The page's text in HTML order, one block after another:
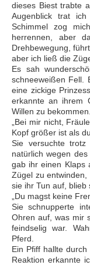
dieses Biest trabte
Augenblick trat
Schimmel zog
herrennen, aber
Drehbewegung,
aber ich ließ die
Es sah
schneeweißen Fell.
eine zickige
erkannte an ihrem
Willen zu bekommen.
„Bei mir nicht,
Kopf größer ist als
Sie versuchte
natürlich wegen
gab ihr einen Klaps
Zügel zu
sie ihr Tun auf, blieb
„Du magst keine
Sie schnupperte
Ohren auf, was mir
feindselig war.
Pferd.
Ein Pfiff hallte
Reaktion erkannte